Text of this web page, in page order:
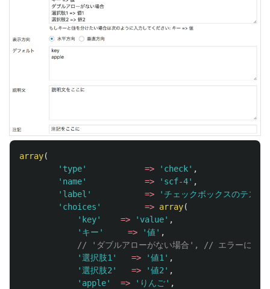
array(
'type'
=> 'check' ,
'name'
=> 'scf-4' ,
'label'
=>
'チェックボックスのテスト
'choices'
=> array(
'key'
=> 'value' ,
'キー'
=> '値' ,
// 'ダブルアローがない場合', // エラーになり
'選択肢1'
=> '値1' ,
'選択肢2'
=> '値2' ,
'apple'
=> 'りんご' ,